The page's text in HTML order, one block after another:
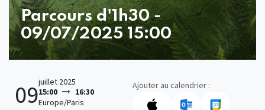
Parcours d'1h30 -
09/07/2025 15:00
09juillet 2025
15:00
16:30
Europe/Paris
Ajouter au calendrier :